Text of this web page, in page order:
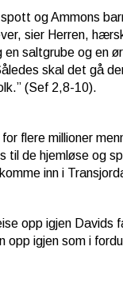
og Ammons
sier Herren,
en saltgrube og en
skal det gå
(Sef 2,8-10).
flere millioner
til de hjemløse og
inn i
opp igjen
opp igjen som i